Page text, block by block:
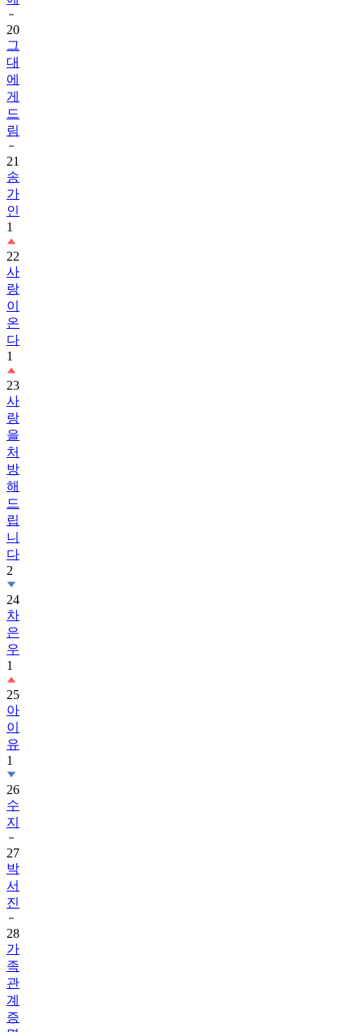
20
그
대
에
게
드
림
21
송
가
인
1
22
사
랑
이
온
다
1
23
사
랑
을
처
방
해
드
립
니
다
2
24
차
은
우
1
25
아
이
유
1
26
수
지
27
박
서
진
28
가
족
관
계
증